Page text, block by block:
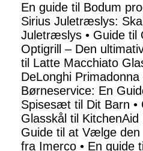
En guide til Bodum
Sirius Juletræslys:
Juletræslys • Guide til
Optigrill – Den
til Latte Macchiato
DeLonghi Primadonna
Børneservice: En
Spisesæt til Dit Barn •
Glasskål til
Guide til at Vælge den
fra Imerco • En guide